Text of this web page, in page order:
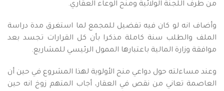
من طرف اللجنة الولائية ومنح الوعاء العقاري.
وأضاف انه لو كان فيه تفضيل للمجمع لما استغرق مدة دراسة
الملف والطلب سنة كاملة مذكرا بأن كل القرارات تجسد بعد
موافقة وزارة المالية باعتبارها الممول الرئيسي للمشاريع.
وعند مساءلته حول دواعي منح الأولوية لهذا المشروع في حين أن
العاصمة تعاني من نقص في العقار، أجاب المتهم زوخ انه حين